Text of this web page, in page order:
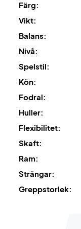
Färg:
Vikt:
Balans:
Nivå:
Spelstil:
Kön:
Fodral:
Huller:
Flexibilitet:
Skaft:
Ram:
Strängar:
Greppstorlek: